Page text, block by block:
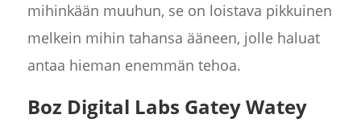
mihinkään muuhun, se on loistava pikkuinen
melkein mihin tahansa ääneen, jolle haluat
antaa hieman enemmän tehoa.
Boz Digital Labs Gatey Watey